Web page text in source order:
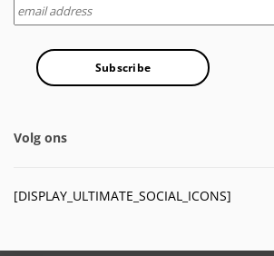
Volg ons
[DISPLAY_ULTIMATE_SOCIAL_ICONS]